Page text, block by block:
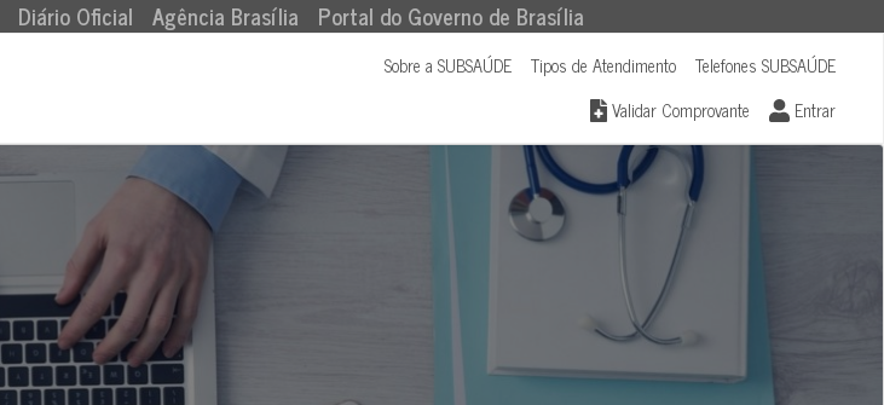
Diário Oficial Agência Brasília Portal do Governo de Brasília
Sobre a SUBSAÚDE Tipos de Atendimento
Telefones SUBSAÚDE
Validar Comprovante
Entrar